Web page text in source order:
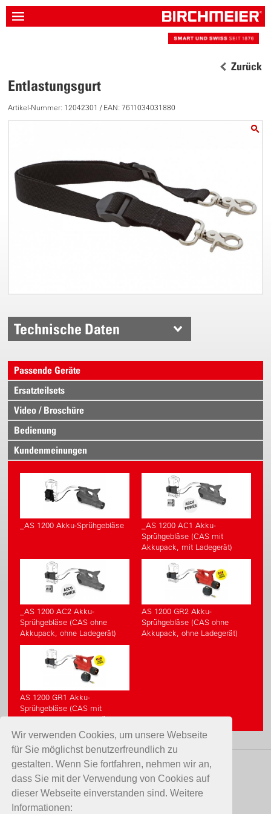
Wir verwenden Cookies, um unsere Webseite
für Sie möglichst benutzerfreundlich zu
gestalten. Wenn Sie fortfahren, nehmen wir an,
dass Sie mit der Verwendung von Cookies auf
dieser Webseite einverstanden sind. Weitere
Informationen:
Zurück
Entlastungsgurt
Artikel-Nummer: 12042301 / EAN: 7611034031880
Technische Daten
Passende Geräte
Ersatzteilsets
Video / Broschüre
Bedienung
Kundenmeinungen
_AS 1200 Akku-Sprühgebläse
_AS 1200 AC1 Akku-
Sprühgebläse (CAS mit
Akkupack, mit Ladegerät)
_AS 1200 AC2 Akku-
Sprühgebläse (CAS ohne
Akkupack, ohne Ladegerät)
AS 1200 GR2 Akku-
Sprühgebläse (CAS ohne
Akkupack, ohne Ladegerät)
AS 1200 GR1 Akku-
Sprühgebläse (CAS mit
Akkupack, mit Ladegerät)
KONTAKT
Birchmeier Sprühtechnik AG